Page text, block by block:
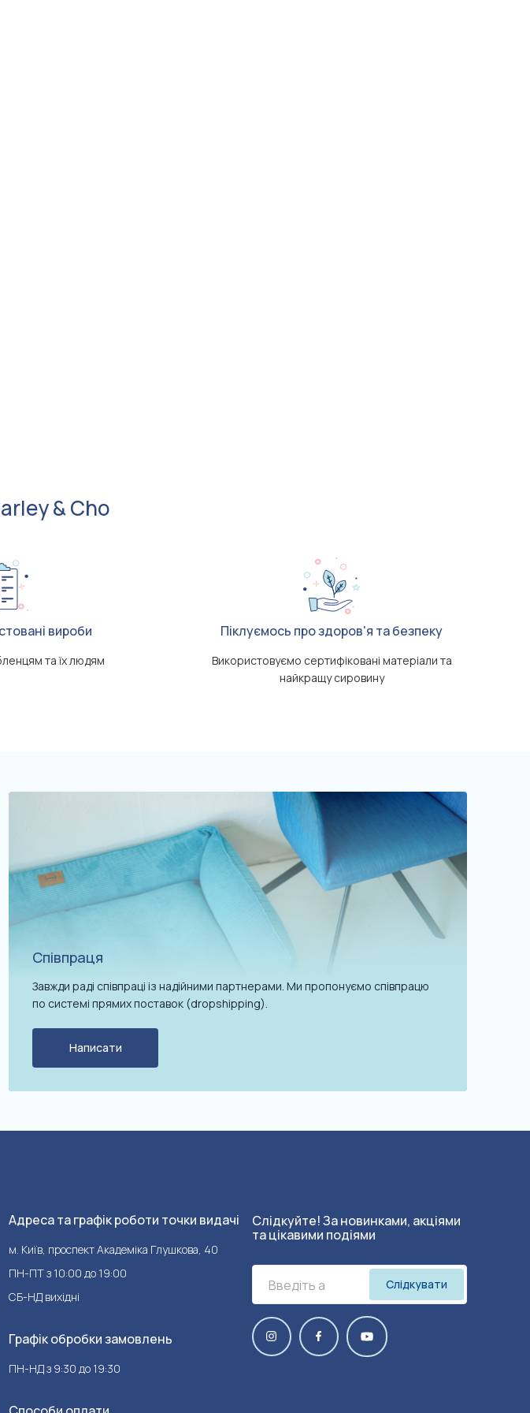
& Cho
вироби
та їх людям
Піклуємось про здоров'я та безпеку
Використовуємо сертифіковані матеріали та
найкращу сировину
Співпраця
Завжди раді співпраці із надійними партнерами. Ми пропонуємо співпрацю
по системі прямих поставок (dropshipping).
Написати
Адреса та графік роботи точки видачі
м. Київ, проспект Академіка Глушкова, 40
ПН-ПТ з 10:00 до 19:00
СБ-НД вихідні
Графік обробки замовлень
ПН-НД з 9:30 до 19:30
Слідкуйте! За новинками, акціями
та цікавими подіями
Слідкувати